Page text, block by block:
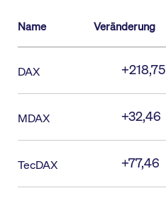
Name Veränderung
DAX +218,75
MDAX +32,46
TecDAX +77,46